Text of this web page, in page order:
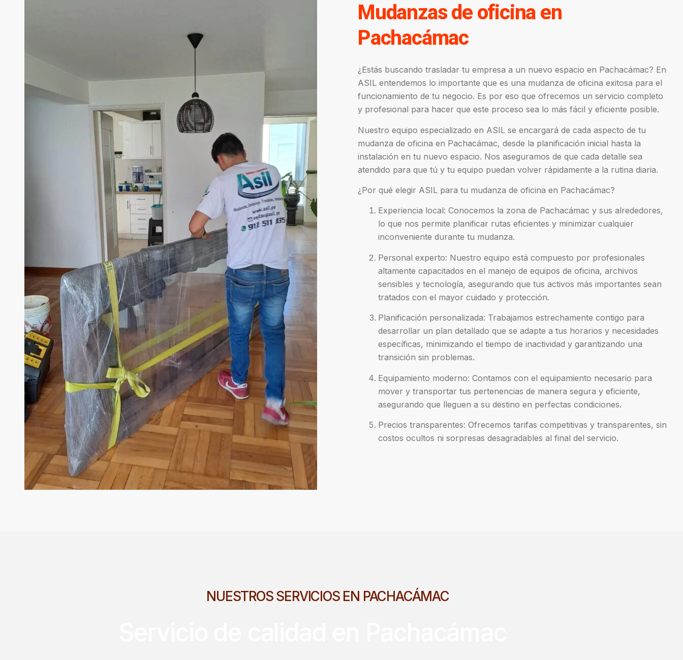
Mudanzas de oficina en
Pachacámac
¿Estás buscando trasladar tu empresa a un nuevo espacio en Pachacámac? En
ASIL entendemos lo importante que es una mudanza de oficina exitosa para el
funcionamiento de tu negocio. Es por eso que ofrecemos un servicio completo
y profesional para hacer que este proceso sea lo más fácil y eficiente posible.
Nuestro equipo especializado en ASIL se encargará de cada aspecto de tu
mudanza de oficina en Pachacámac, desde la planificación inicial hasta la
instalación en tu nuevo espacio. Nos aseguramos de que cada detalle sea
atendido para que tú y tu equipo puedan volver rápidamente a la rutina diaria.
¿Por qué elegir ASIL para tu mudanza de oficina en Pachacámac?
Experiencia local: Conocemos la zona de Pachacámac y sus alrededores,
lo que nos permite planificar rutas eficientes y minimizar cualquier
inconveniente durante tu mudanza.
Personal experto: Nuestro equipo está compuesto por profesionales
altamente capacitados en el manejo de equipos de oficina, archivos
sensibles y tecnología, asegurando que tus activos más importantes sean
tratados con el mayor cuidado y protección.
Planificación personalizada: Trabajamos estrechamente contigo para
desarrollar un plan detallado que se adapte a tus horarios y necesidades
específicas, minimizando el tiempo de inactividad y garantizando una
transición sin problemas.
Equipamiento moderno: Contamos con el equipamiento necesario para
mover y transportar tus pertenencias de manera segura y eficiente,
asegurando que lleguen a su destino en perfectas condiciones.
Precios transparentes: Ofrecemos tarifas competitivas y transparentes, sin
costos ocultos ni sorpresas desagradables al final del servicio.
NUESTROS SERVICIOS EN PACHACÁMAC